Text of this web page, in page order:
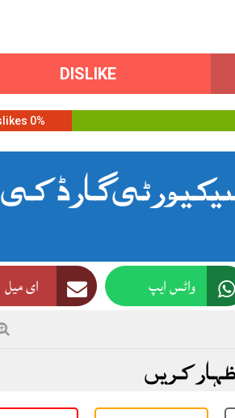
DISLIKE
0% Dislikes
گارڈ کی
واٹس ایپ ای میل
کریں